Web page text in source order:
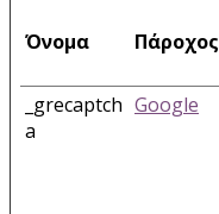
Όνομα Πάροχος
_grecaptch
a
Google